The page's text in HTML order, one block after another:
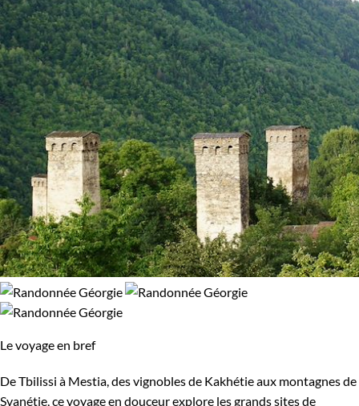
Le voyage en bref
De Tbilissi à Mestia, des vignobles de Kakhétie aux montagnes de
Svanétie, ce voyage en douceur explore les grands sites de